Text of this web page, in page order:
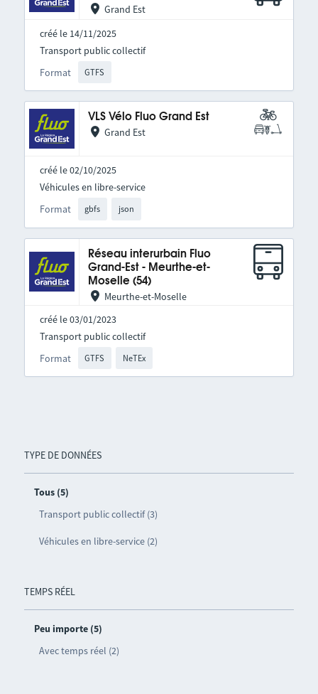
TYPE DE DONNÉES
Tous (5)
Transport public collectif (3)
Véhicules en libre-service (2)
TEMPS RÉEL
Peu importe (5)
Avec temps réel (2)
Grand Est
créé le 14/11/2025
Format GTFS
Transport public collectif
VLS Vélo Fluo Grand Est
Grand Est
créé le 02/10/2025
Format gbfs json
Véhicules en libre-service
Réseau interurbain Fluo
Grand-Est - Meurthe-et-
Moselle (54)
Meurthe-et-Moselle
créé le 03/01/2023
Format GTFS NeTEx
Transport public collectif